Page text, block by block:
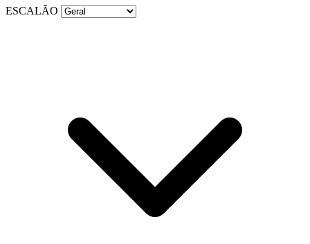
ESCALÃO